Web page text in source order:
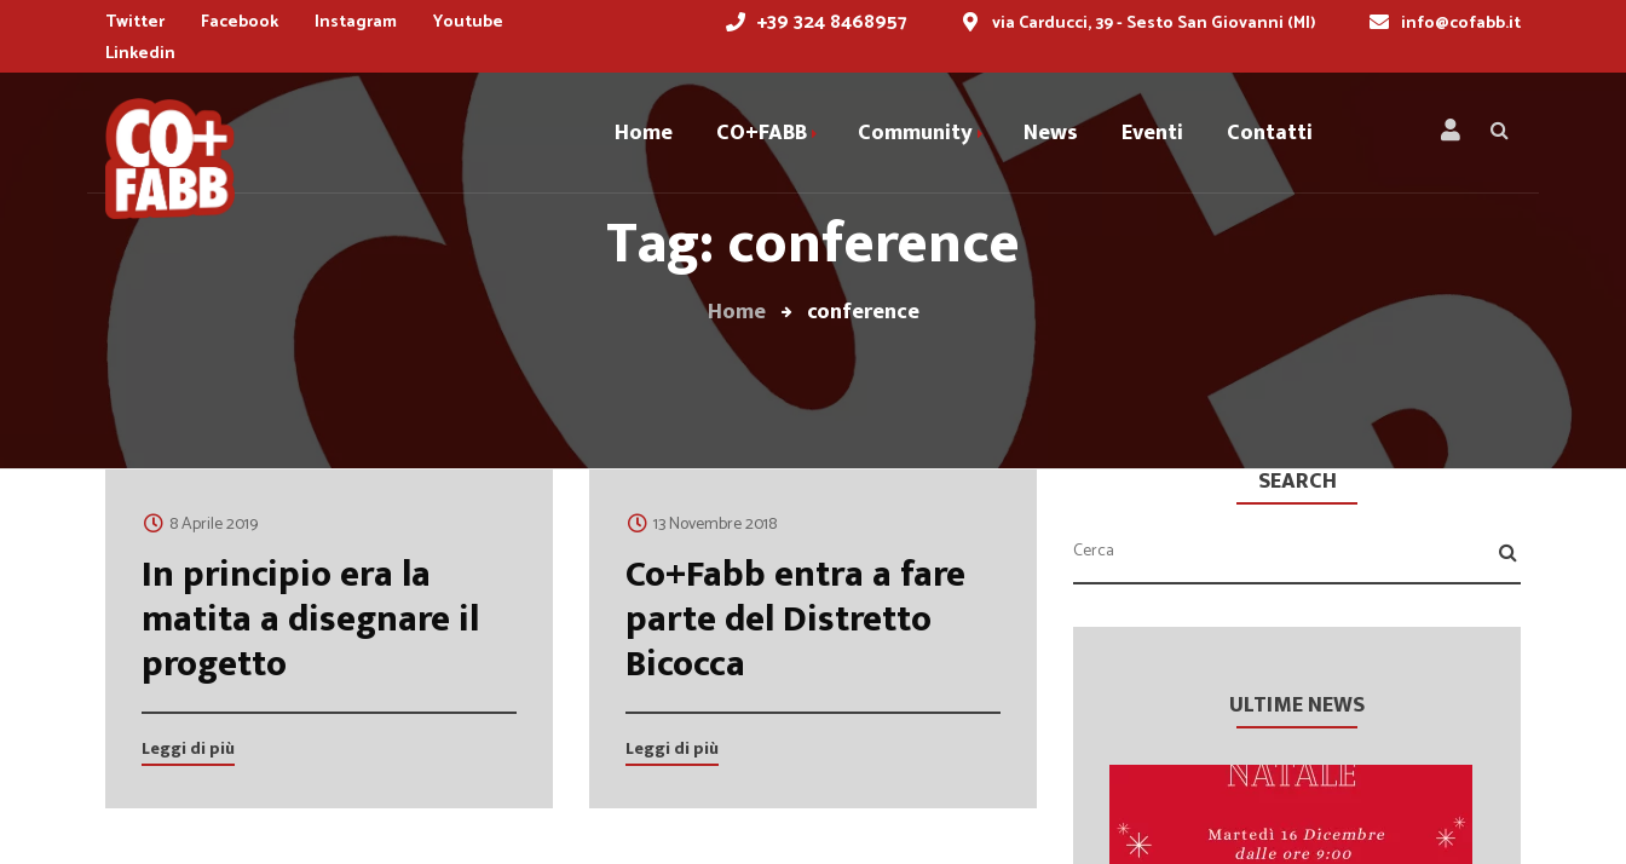
Twitter Facebook Instagram
Youtube
Linkedin
+39 324 8468957 via Carducci, 39 - Sesto San Giovanni (MI) info@cofabb.it
Home CO+FABB
Storia
Servizi
Prenota la tua sala
Partner
Progetti
Community
Cofabber
Dicono di noi
News Eventi Contatti
Tag: conference
Home conference
8 Aprile 2019
In principio era la
matita a disegnare il
progetto
Leggi di più
13 Novembre 2018
Co+Fabb entra a fare
parte del Distretto
Bicocca
Leggi di più
SEARCH
ULTIME NEWS